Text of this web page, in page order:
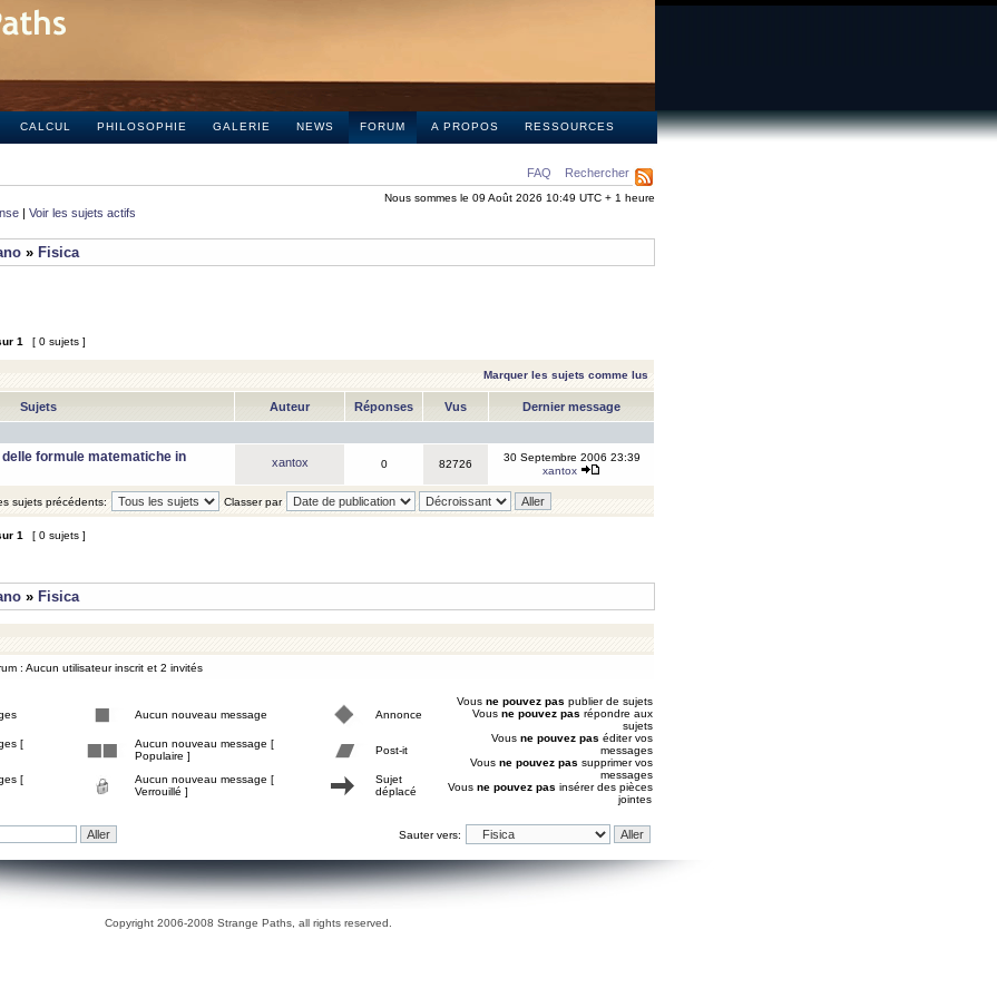
CALCUL PHILOSOPHIE GALERIE NEWS FORUM A PROPOS RESSOURCES
FAQ Rechercher
Nous sommes le 09 Août 2026 10:49 UTC + 1 heure
| Voir les sujets actifs
» Fisica
1 [ 0 sujets ]
Marquer les sujets comme lus
Sujets Auteur Réponses Vus Dernier message
formule matematiche in
xantox 0 82726
30 Septembre 2006 23:39
xantox
sujets précédents: Classer par
1 [ 0 sujets ]
» Fisica
: Aucun utilisateur inscrit et 2 invités
Aucun nouveau message Annonce
[
Aucun nouveau message [
Populaire ]
Post-it
[
Aucun nouveau message [
Verrouillé ]
Sujet
déplacé
Vous ne pouvez pas publier de sujets
Vous ne pouvez pas répondre aux
sujets
Vous ne pouvez pas éditer vos
messages
Vous ne pouvez pas supprimer vos
messages
Vous ne pouvez pas insérer des pièces
jointes
Sauter vers:
Copyright 2006-2008 Strange Paths, all rights reserved.